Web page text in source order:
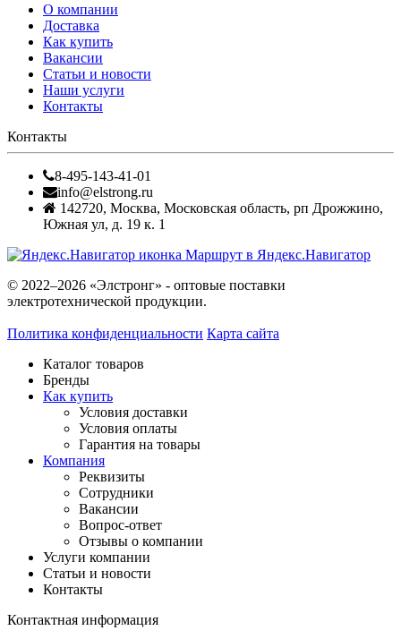
О компании
Доставка
Как купить
Вакансии
Статьи и новости
Наши услуги
Контакты
Контакты
8-495-143-41-01
info@elstrong.ru
142720, Москва, Московская область, рп Дрожжино,
Южная ул, д. 19 к. 1
Маршрут в Яндекс.Навигатор
© 2022–2026 «Элстронг» - оптовые поставки
электротехнической продукции.
Политика конфиденциальности Карта сайта
Каталог товаров
Бренды
Как купить
Условия доставки
Условия оплаты
Гарантия на товары
Компания
Реквизиты
Сотрудники
Вакансии
Вопрос-ответ
Отзывы о компании
Услуги компании
Статьи и новости
Контакты
Контактная информация